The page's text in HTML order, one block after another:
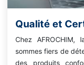
Qualité et
Chez AFROCHIM,
sommes fiers de
des produits